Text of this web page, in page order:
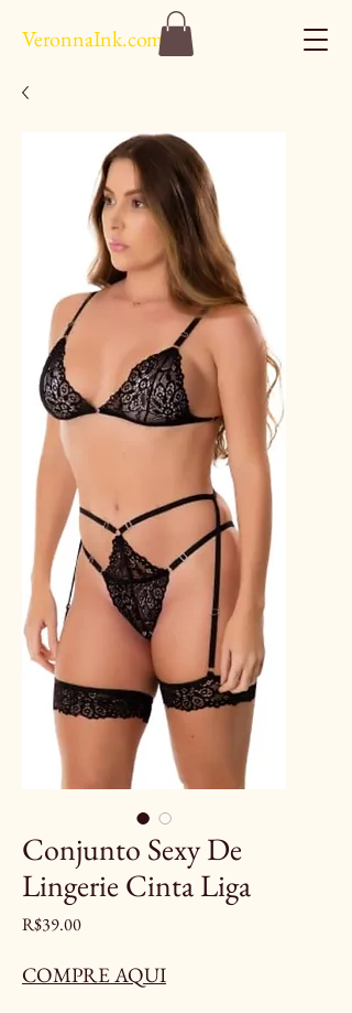
VeronnaInk.com
Conjunto Sexy De
Lingerie Cinta Liga
R$39.00Price
COMPRE AQUI